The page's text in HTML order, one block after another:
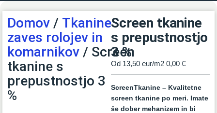
Domov / Tkanine
zaves rolojev in
komarnikov / Screen
tkanine s
prepustnostjo 3
%
Screen tkanine
s prepustnostjo
3 %
Od 13,50 eur/m2 0,00 €
ScreenTkanine – Kvalitetne
screen tkanine po meri. Imate
še dober mehanizem in bi